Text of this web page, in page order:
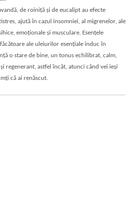
de roiniţă şi de eucalipt au efecte
ajută în cazul insomniei, al migrenelor, ale
emoţionale şi musculare. Esenţele
ale uleiurilor esenţiale induc în
o stare de bine, un tonus echilibrat, calm,
regenerant, astfel încât, atunci când vei ieşi
că ai renăscut.